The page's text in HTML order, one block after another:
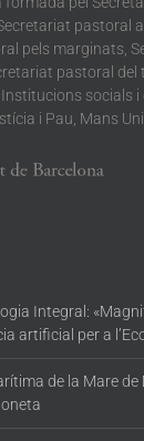
pastoral
pels marginats,
pastoral del
socials
i Pau, Mans
Integral:
artificial per a
de la Mare de